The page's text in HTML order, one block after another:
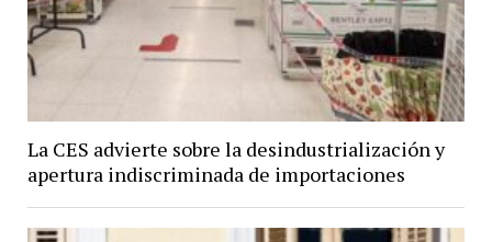
La CES advierte sobre la desindustrialización y
apertura indiscriminada de importaciones